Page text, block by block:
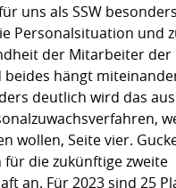
uns als SSW
Personalsituation und
der Mitarbeiter der
beides hängt
deutlich wird das
wollen, Seite vier.
für die zukünftige zweite
an. Für 2023 sind 25